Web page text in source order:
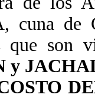
cuna de
que son
y